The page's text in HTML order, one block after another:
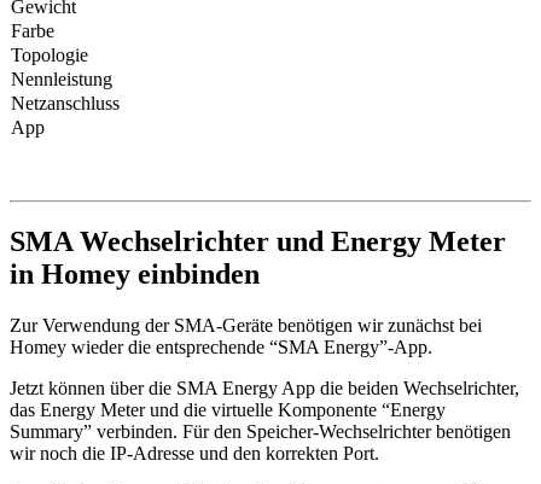
Gewicht
Farbe
Topologie
Nennleistung
Netzanschluss
App
SMA Wechselrichter und Energy Meter
in Homey einbinden
Zur Verwendung der SMA-Geräte benötigen wir zunächst bei
Homey wieder die entsprechende “SMA Energy”-App.
Jetzt können über die SMA Energy App die beiden Wechselrichter,
das Energy Meter und die virtuelle Komponente “Energy
Summary” verbinden. Für den Speicher-Wechselrichter benötigen
wir noch die IP-Adresse und den korrekten Port.